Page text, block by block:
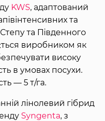
KWS, адаптований
та
та Південного
виробником як
високу
в умовах посухи.
— 5 т/га.
лінолевий гібрид
Syngenta, з